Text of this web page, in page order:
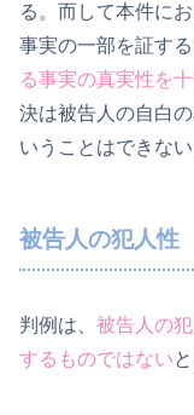
る。而して本件に
事実の一部を証する
る事実の真実性を
決は被告人の自白
いうことはできな
被告人の犯人性
判例は、 被告人の
するものではない